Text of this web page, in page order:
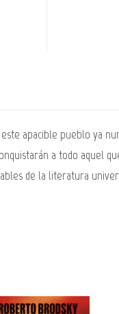
apacible pueblo ya
a todo aquel
de la literatura